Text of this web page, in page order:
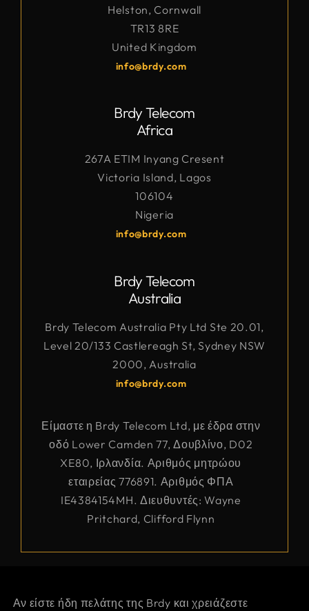
Helston, Cornwall
TR13 8RE
United Kingdom
info@brdy.com
Brdy Telecom
Africa
267A ETIM Inyang Cresent
Victoria Island, Lagos
106104
Nigeria
info@brdy.com
Brdy Telecom
Australia
Brdy Telecom Australia Pty Ltd Ste 20.01,
Level 20/133 Castlereagh St, Sydney NSW
2000, Australia
info@brdy.com
Είμαστε η Brdy Telecom Ltd, με έδρα στην
οδό Lower Camden 77, Δουβλίνο, D02
XE80, Ιρλανδία. Αριθμός μητρώου
εταιρείας 776891. Αριθμός ΦΠΑ
IE4384154MH. Διευθυντές: Wayne
Pritchard, Clifford Flynn
Αν είστε ήδη πελάτης της Brdy και χρειάζεστε